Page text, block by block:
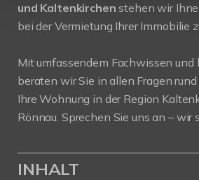
und Kaltenkirchenstehen wir
bei der Vermietung Ihrer Immobilie
Mit umfassendem Fachwissen und
beraten wir Sie in allen Fragen rund
Ihre Wohnung in der Region
Rönnau. Sprechen Sie uns an – wir
INHALT